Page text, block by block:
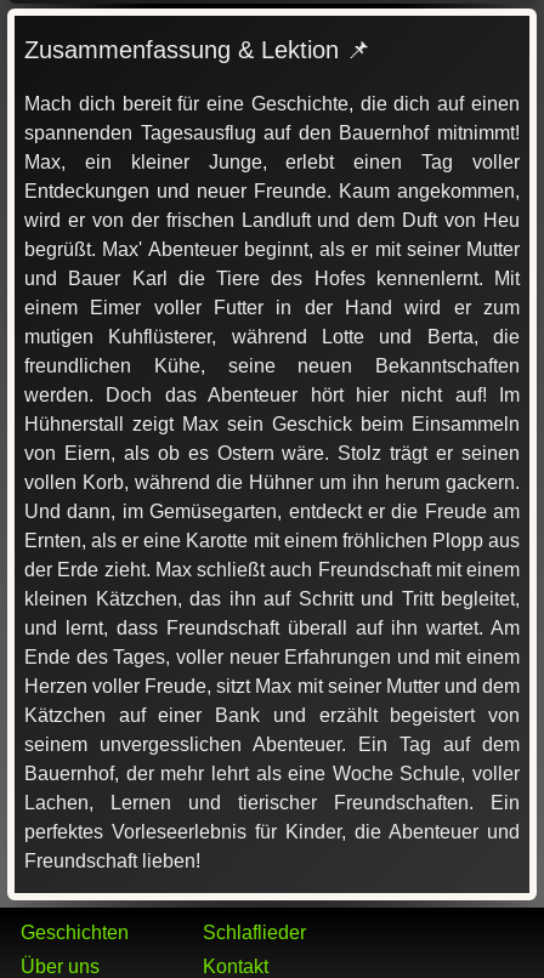
Zusammenfassung & Lektion 📌
Mach dich bereit für eine Geschichte, die dich auf einen
spannenden Tagesausflug auf den Bauernhof mitnimmt!
Max, ein kleiner Junge, erlebt einen Tag voller
Entdeckungen und neuer Freunde. Kaum angekommen,
wird er von der frischen Landluft und dem Duft von Heu
begrüßt. Max' Abenteuer beginnt, als er mit seiner Mutter
und Bauer Karl die Tiere des Hofes kennenlernt. Mit
einem Eimer voller Futter in der Hand wird er zum
mutigen Kuhflüsterer, während Lotte und Berta, die
freundlichen Kühe, seine neuen Bekanntschaften
werden. Doch das Abenteuer hört hier nicht auf! Im
Hühnerstall zeigt Max sein Geschick beim Einsammeln
von Eiern, als ob es Ostern wäre. Stolz trägt er seinen
vollen Korb, während die Hühner um ihn herum gackern.
Und dann, im Gemüsegarten, entdeckt er die Freude am
Ernten, als er eine Karotte mit einem fröhlichen Plopp aus
der Erde zieht. Max schließt auch Freundschaft mit einem
kleinen Kätzchen, das ihn auf Schritt und Tritt begleitet,
und lernt, dass Freundschaft überall auf ihn wartet. Am
Ende des Tages, voller neuer Erfahrungen und mit einem
Herzen voller Freude, sitzt Max mit seiner Mutter und dem
Kätzchen auf einer Bank und erzählt begeistert von
seinem unvergesslichen Abenteuer. Ein Tag auf dem
Bauernhof, der mehr lehrt als eine Woche Schule, voller
Lachen, Lernen und tierischer Freundschaften. Ein
perfektes Vorleseerlebnis für Kinder, die Abenteuer und
Freundschaft lieben!
Geschichten
Schlaflieder
Über uns
Kontakt